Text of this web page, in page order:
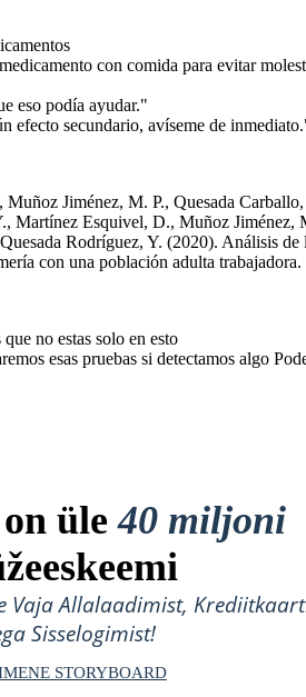
con comida para evitar
eso podía ayudar."
efecto secundario, avíseme de
Jiménez, M. P., Quesada Carballo,
Martínez Esquivel, D., Muñoz Jiménez,
Rodríguez, Y. (2020). Análisis de
con una población adulta trabajadora.
no estas solo en esto
esas pruebas si detectamos algo
üle40 miljoni
Vaja Allalaadimist,
Sisselogimist!
STORYBOARD